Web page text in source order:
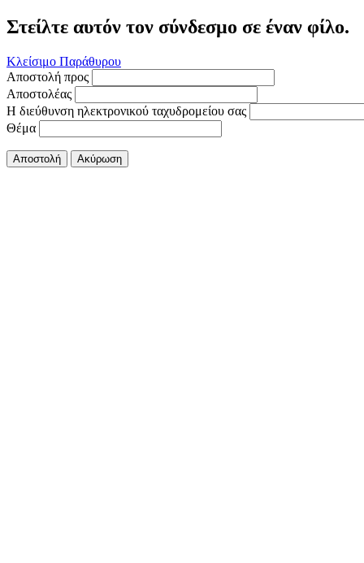
Στείλτε αυτόν τον σύνδεσμο σε έναν φίλο.
Κλείσιμο Παράθυρου
Αποστολή προς
Αποστολέας
Η διεύθυνση ηλεκτρονικού ταχυδρομείου σας
Θέμα
Αποστολή Ακύρωση